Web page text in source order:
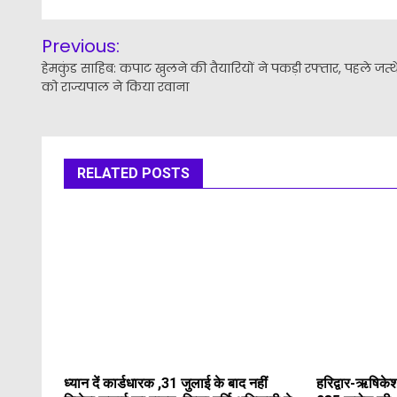
navigation
Previous:
हेमकुंड साहिब: कपाट खुलने की तैयारियों ने पकड़ी रफ्तार, पहले
को राज्यपाल ने किया रवाना
RELATED POSTS
ध्यान दें कार्डधारक ,31 जुलाई के बाद नहीं
हरिद्वार-